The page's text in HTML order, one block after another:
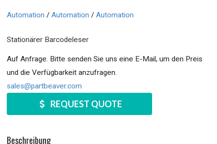
Automation / Automation / Automation
Stationärer Barcodeleser
Auf Anfrage. Bitte senden Sie uns eine E-Mail, um den Preis
und die Verfügbarkeit anzufragen.
sales@partbeaver.com
REQUEST QUOTE
Beschreibung